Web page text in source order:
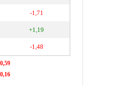
-1,71
+1,19
-1,48